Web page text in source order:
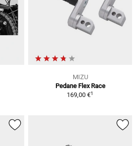
MIZU
Pedane Flex Race
169,00 €1